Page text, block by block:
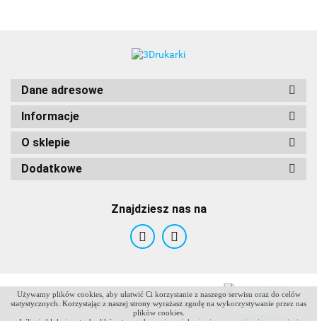
Używamy plików cookies, aby ułatwić Ci korzystanie z naszego serwisu oraz do celów
statystycznych. Korzystając z naszej strony wyrażasz zgodę na wykorzystywanie przez nas
plików cookies.
ANTCLABS
Dane adresowe
Informacje
O sklepie
Dodatkowe
Znajdziesz nas na
Sklep internetowy na oprogramowaniu Sky-Shop.pl